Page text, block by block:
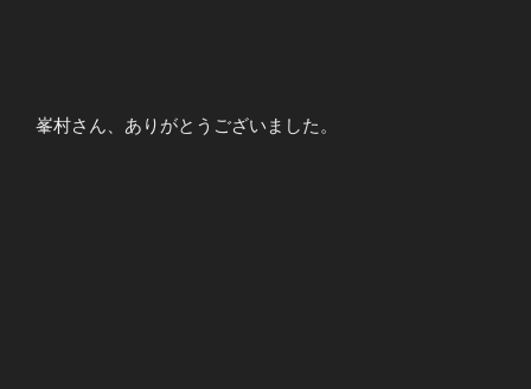
峯村さん、ありがとうございました。